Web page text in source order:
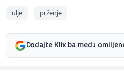
ulje prženje
Dodajte Klix.ba među